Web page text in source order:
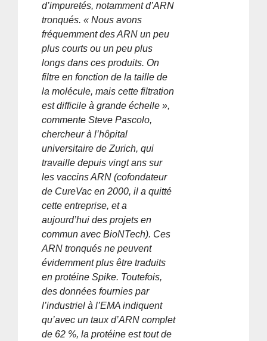
d’impuretés, notamment d’ARN
tronqués. « Nous avons
fréquemment des ARN un peu
plus courts ou un peu plus
longs dans ces produits. On
filtre en fonction de la taille de
la molécule, mais cette filtration
est difficile à grande échelle »,
commente Steve Pascolo,
chercheur à l’hôpital
universitaire de Zurich, qui
travaille depuis vingt ans sur
les vaccins ARN (cofondateur
de CureVac en 2000, il a quitté
cette entreprise, et a
aujourd’hui des projets en
commun avec BioNTech). Ces
ARN tronqués ne peuvent
évidemment plus être traduits
en protéine Spike. Toutefois,
des données fournies par
l’industriel à l’EMA indiquent
qu’avec un taux d’ARN complet
de 62 %, la protéine est tout de